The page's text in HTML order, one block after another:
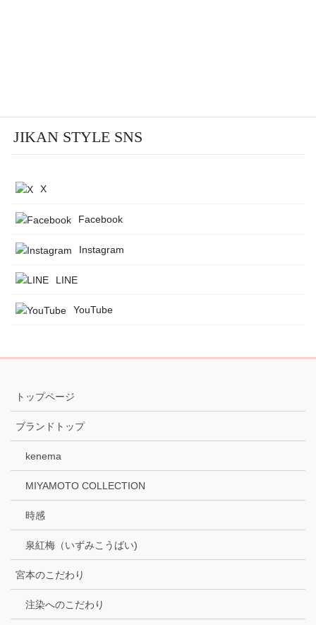
JIKAN STYLE SNS
X
Facebook
Instagram
LINE
YouTube
トップページ
ブランドトップ
kenema
MIYAMOTO COLLECTION
時感
泉紅梅（いずみこうばい)
宮本のこだわり
注染へのこだわり